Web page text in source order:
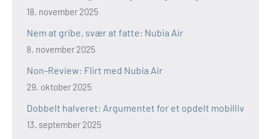
18. november 2025
Nem at gribe, svær at fatte: Nubia Air
8. november 2025
Non-Review: Flirt med Nubia Air
29. oktober 2025
Dobbelt halveret: Argumentet for et opdelt mobilliv
13. september 2025